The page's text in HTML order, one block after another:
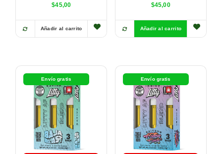
$45,00
Añadir al carrito
$45,00
Añadir al carrito
Envío gratis Envío gratis